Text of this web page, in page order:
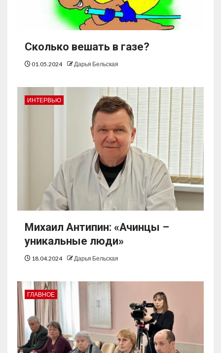
Сколько вешать в газе?
01.05.2024 Дарья Бельская
ИНТЕРВЬЮ
Михаил Антипин: «Ачинцы –
уникальные люди»
18.04.2024 Дарья Бельская
ГЛАВНОЕ